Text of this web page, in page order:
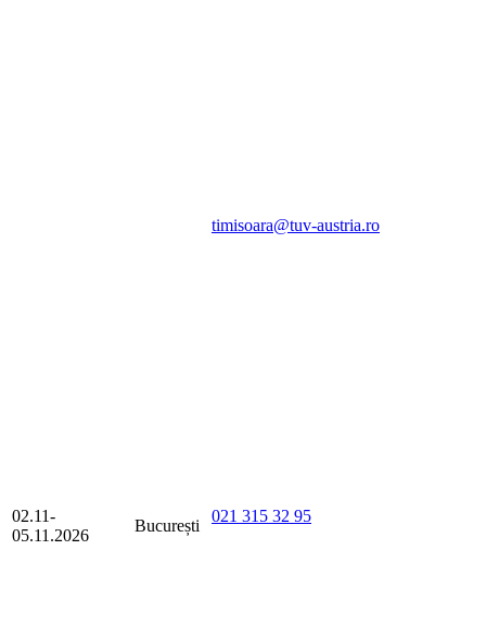
timisoara@tuv-austria.ro
02.11-
05.11.2026
București
021 315 32 95